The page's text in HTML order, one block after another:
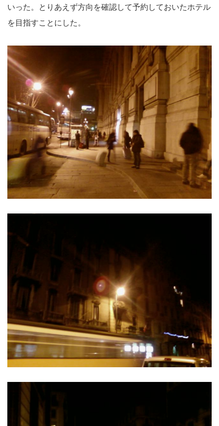
いった。とりあえず方向を確認して予約しておいたホテル
を目指すことにした。